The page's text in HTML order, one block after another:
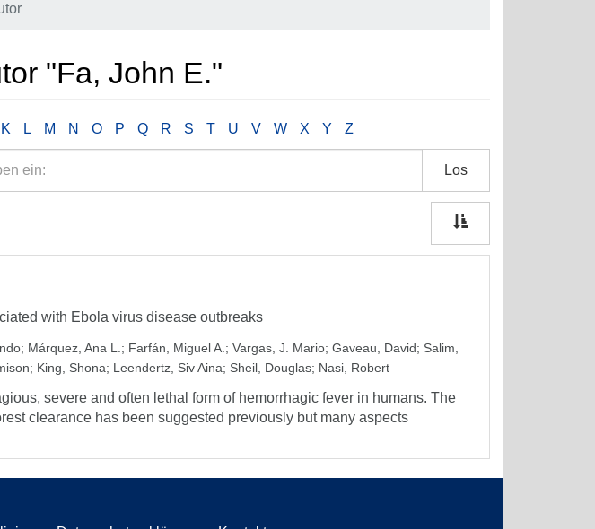
"Fa, John E."
K L M N O P Q R S T U V W X Y Z
Los
with Ebola virus disease outbreaks
; Márquez, Ana L. ; Farfán, Miguel A. ; Vargas, J. Mario; Gaveau, David; Salim,
; King, Shona; Leendertz, Siv Aina; Sheil, Douglas; Nasi, Robert
severe and often lethal form of hemorrhagic fever in humans. The
clearance has been suggested previously but many aspects